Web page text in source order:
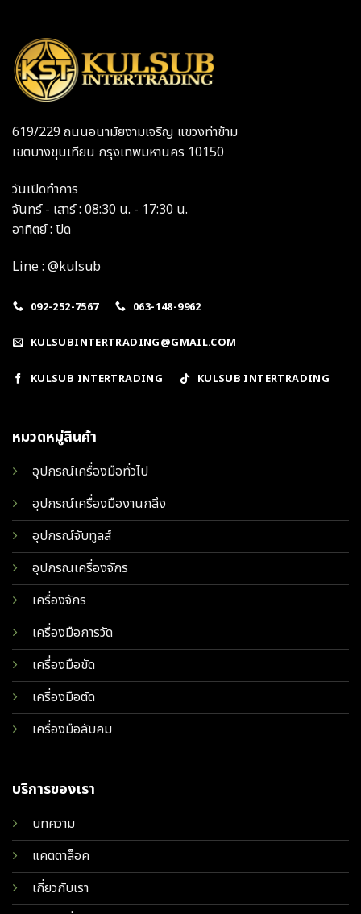
619/229 ถนนอนามัยงามเจริญ แขวงท่าข้าม
เขตบางขุนเทียน กรุงเทพมหานคร 10150
วันเปิดทำการ
จันทร์ - เสาร์ : 08:30 น. - 17:30 น.
อาทิตย์ : ปิด
Line : @kulsub
092-252-7567 063-148-9962
KULSUBINTERTRADING@GMAIL.COM
KULSUB INTERTRADING KULSUB INTERTRADING
หมวดหมู่สินค้า
อุปกรณ์เครื่องมือทั่วไป
อุปกรณ์เครื่องมืองานกลึง
อุปกรณ์จับทูลส์
อุปกรณเครื่องจักร
เครื่องจักร
เครื่องมือการวัด
เครื่องมือขัด
เครื่องมือตัด
เครื่องมือลับคม
บริการของเรา
บทความ
แคตตาล็อค
เกี่ยวกับเรา